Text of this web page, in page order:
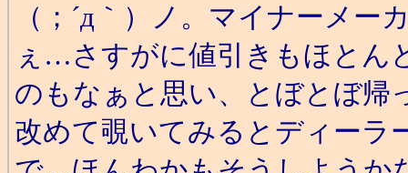
（；´д｀）ノ。マイナーメ
ぇ…さすがに値引きもほとん
のもなぁと思い、とぼとぼ帰
改めて覗いてみるとディーラ